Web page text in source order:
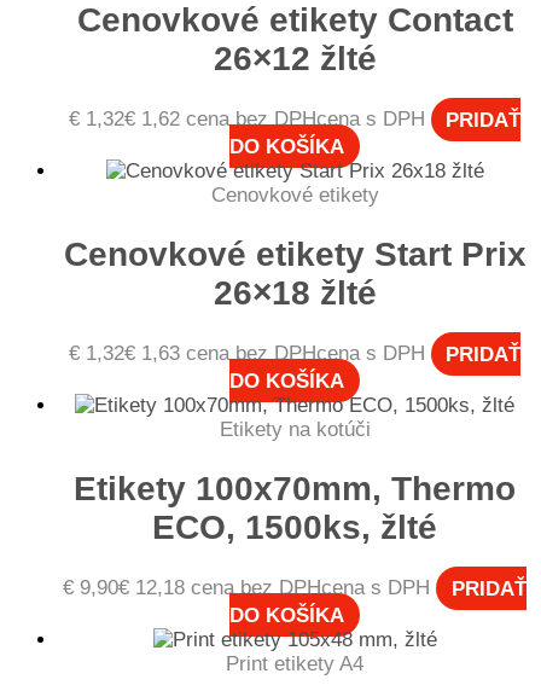
Cenovkové etikety Contact
26×12 žlté
€1,32€1,62 cena bez DPHcena s DPH
PRIDAŤ
DO KOŠÍKA
Cenovkové etikety
Cenovkové etikety Start Prix
26×18 žlté
€1,32€1,63 cena bez DPHcena s DPH
PRIDAŤ
DO KOŠÍKA
Etikety na kotúči
Etikety 100x70mm, Thermo
ECO, 1500ks, žlté
€ 9,90€ 12,18 cena bez DPHcena s DPH
PRIDAŤ
DO KOŠÍKA
Print etikety A4